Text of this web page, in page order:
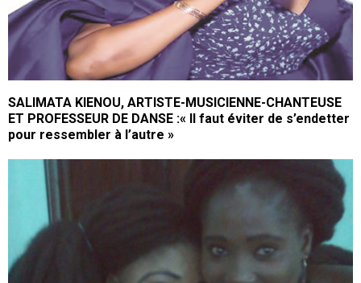
SALIMATA KIENOU, ARTISTE-MUSICIENNE-CHANTEUSE
ET PROFESSEUR DE DANSE :« Il faut éviter de s’endetter
pour ressembler à l’autre »